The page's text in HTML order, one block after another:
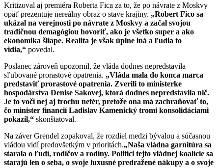
Kritizoval aj premiéra Roberta Fica za to, že po návrate z Moskvy
opäť prezentuje nereálny obraz o stave krajiny. „Robert Fico sa
ukázal na verejnosti po návrate z Moskvy a začal svojou
tradičnou demagógiou hovoriť, ako je všetko super a ako
ekonomika šliape. Realita je však úplne iná a ľudia to
vidia,“ povedal.
Poslanec zároveň upozornil, že vláda dodnes nepredstavila
sľubované prorastové opatrenia. „Vláda mala do konca marca
predstaviť prorastové opatrenia. Zverili to ministerke
hospodárstva Denise Sakovej, ktorá dodnes nepredstavila nič.
Je to voči nej aj trochu nefér, pretože ona má zachraňovať to,
čo minister financií Ladislav Kamenický tromi konsolidáciami
pokazil,“ skonštatoval.
Na záver Grendel zopakoval, že rozdiel medzi bývalou a súčasnou
vládou vidí predovšetkým v prioritách.„Naša vládna garnitúra sa
starala o ľudí, rodičov a rodiny. Politici tejto vládnej koalície sa
starajú len o seba, o svoje luxusné predražené nákupy a o svoje